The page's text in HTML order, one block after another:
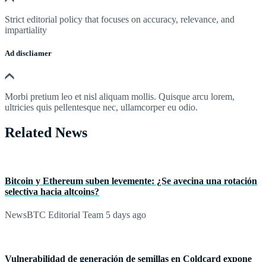
Strict editorial policy that focuses on accuracy, relevance, and
impartiality
Ad discliamer
Morbi pretium leo et nisl aliquam mollis. Quisque arcu lorem,
ultricies quis pellentesque nec, ullamcorper eu odio.
Related News
Bitcoin y Ethereum suben levemente: ¿Se avecina una rotación
selectiva hacia altcoins?
NewsBTC Editorial Team 5 days ago
Vulnerabilidad de generación de semillas en Coldcard expone